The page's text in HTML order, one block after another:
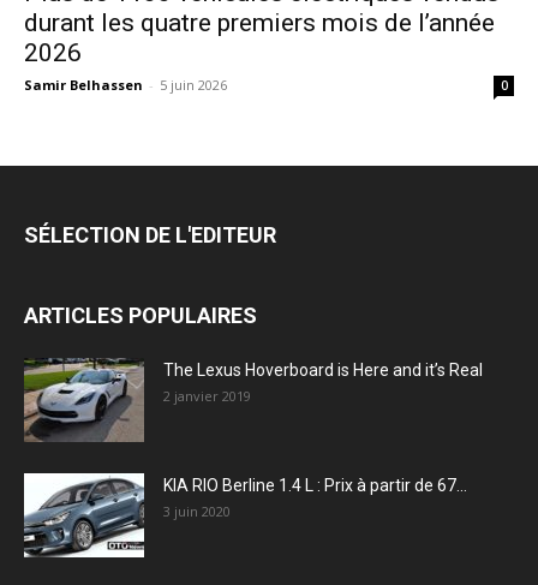
durant les quatre premiers mois de l’année
2026
Samir Belhassen - 5 juin 2026 0
SÉLECTION DE L'EDITEUR
ARTICLES POPULAIRES
The Lexus Hoverboard is Here and it’s Real
2 janvier 2019
KIA RIO Berline 1.4 L : Prix à partir de 67...
3 juin 2020